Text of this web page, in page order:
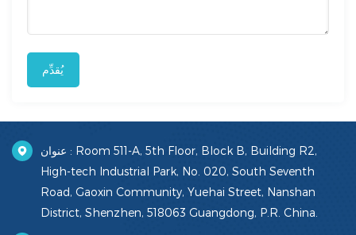
يُقدِّم
عنوان : Room 511-A, 5th Floor, Block B, Building R2,
High-tech Industrial Park, No. 020, South Seventh
Road, Gaoxin Community, Yuehai Street, Nanshan
District, Shenzhen, 518063 Guangdong, P.R. China.